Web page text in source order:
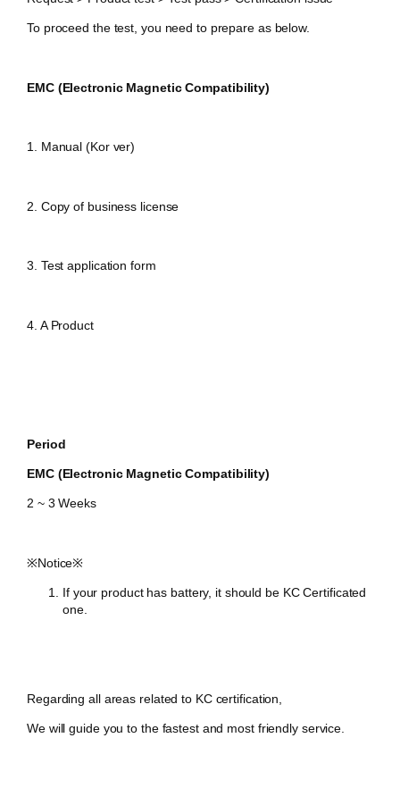
To proceed the test, you need to prepare as below.
EMC (Electronic Magnetic Compatibility)
1. Manual (Kor ver)
2. Copy of business license
3. Test application form
4. A Product
Period
EMC (Electronic Magnetic Compatibility)
2 ~ 3 Weeks
​※Notice※
If your product has battery, it should be KC Certificated
one.
Regarding all areas related to KC certification,
We will guide you to the fastest and most friendly service.